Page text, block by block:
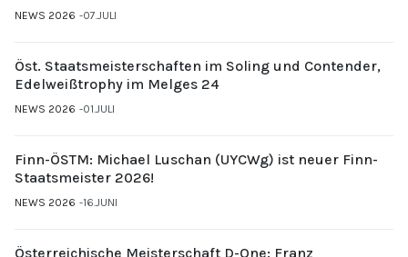
NEWS 2026 07.JULI
Öst. Staatsmeisterschaften im Soling und Contender,
Edelweißtrophy im Melges 24
NEWS 2026 01.JULI
Finn-ÖSTM: Michael Luschan (UYCWg) ist neuer Finn-
Staatsmeister 2026!
NEWS 2026 16.JUNI
Österreichische Meisterschaft D-One: Franz